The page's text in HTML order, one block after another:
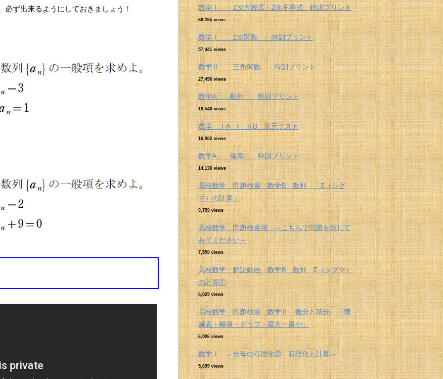
ず出来るようにしておきましょう！ 数学Ⅰ 2次方程式・2次不等式 特訓プリント
66,265 views
数学Ⅰ 2次関数 特訓プリント
57,441 views
数学Ⅱ 三角関数 特訓プリント
27,496 views
数学A 順列 特訓プリント
18,548 views
数学 ⅠA / ⅡB 単元テスト
16,902 views
数学A 確率 特訓プリント
14,130 views
高校数学 問題検索 数学B 数列 「Σ（シグ
マ）の計算」
9,759 views
高校数学 問題検索用 ～こちらで問題を探して
みてください～
7,550 views
高校数学 解説動画 数学B 数列 Σ（シグマ）
の計算①
6,029 views
高校数学 問題検索 数学Ⅱ 微分と積分 「増
減表・極値・グラフ・最大・最小」
6,006 views
数学Ⅰ ～分母の有理化② 有理化と計算～
5,699 views